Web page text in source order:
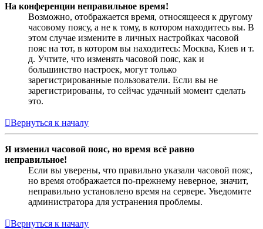
На конференции неправильное время!
Возможно, отображается время, относящееся к другому
часовому поясу, а не к тому, в котором находитесь вы. В
этом случае измените в личных настройках часовой
пояс на тот, в котором вы находитесь: Москва, Киев и т.
д. Учтите, что изменять часовой пояс, как и
большинство настроек, могут только
зарегистрированные пользователи. Если вы не
зарегистрированы, то сейчас удачный момент сделать
это.
Вернуться к началу
Я изменил часовой пояс, но время всё равно
неправильное!
Если вы уверены, что правильно указали часовой пояс,
но время отображается по-прежнему неверное, значит,
неправильно установлено время на сервере. Уведомите
администратора для устранения проблемы.
Вернуться к началу